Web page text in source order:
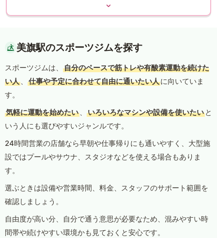
美旗駅のスポーツジムを探す
スポーツジムは、
自分のペースで筋トレや有酸素運動を続けた
い人 、 仕事や予定に合わせて自由に通いたい人に向いていま
す。
気軽に運動を始めたい 、 いろいろなマシンや設備を使いたい と
いう人にも選びやすいジャンルです。
24時間営業の店舗なら早朝や仕事帰りにも通いやすく、大型施
設ではプールやサウナ、スタジオなどを使える場合もありま
す。
選ぶときは設備や営業時間、料金、スタッフのサポート範囲を
確認しましょう。
自由度が高い分、自分で通う意思が必要なため、混みやすい時
間帯や続けやすい環境かも見ておくと安心です。